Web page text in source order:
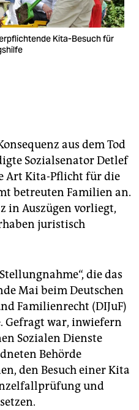
Kita-Besuch für
aus dem Tod
Sozialsenator Detlef
Art Kita-Pflicht für die
betreuten Familien an.
in Auszügen vorliegt,
juristisch
die das
Mai beim Deutschen
Familienrecht (DIJuF)
Gefragt war, inwiefern
Sozialen Dienste
Behörde
den Besuch einer Kita
und